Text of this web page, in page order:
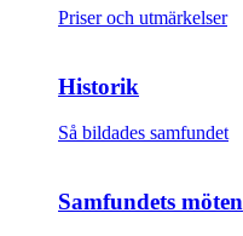
Priser och utmärkelser
Historik
Så bildades samfundet
Samfundets möten